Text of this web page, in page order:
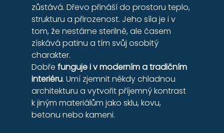
zůstává. Dřevo přináší do prostoru teplo,
strukturu a přirozenost. Jeho síla je i v
tom, že nestárne sterilně, ale časem
získává patinu a tím svůj osobitý
charakter.
Dobře funguje i v moderním a tradičním
interiéru. Umí zjemnit někdy chladnou
architekturu a vytvořit příjemný kontrast
k jiným materiálům jako sklu, kovu,
betonu nebo kameni.